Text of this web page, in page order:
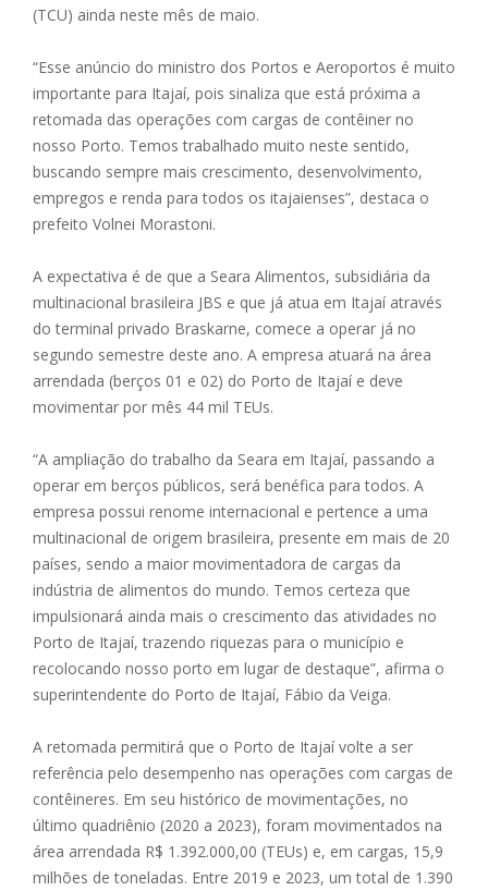
(TCU) ainda neste mês de maio.
“Esse anúncio do ministro dos Portos e Aeroportos é muito
importante para Itajaí, pois sinaliza que está próxima a
retomada das operações com cargas de contêiner no
nosso Porto. Temos trabalhado muito neste sentido,
buscando sempre mais crescimento, desenvolvimento,
empregos e renda para todos os itajaienses”, destaca o
prefeito Volnei Morastoni.
A expectativa é de que a Seara Alimentos, subsidiária da
multinacional brasileira JBS e que já atua em Itajaí através
do terminal privado Braskarne, comece a operar já no
segundo semestre deste ano. A empresa atuará na área
arrendada (berços 01 e 02) do Porto de Itajaí e deve
movimentar por mês 44 mil TEUs.
“A ampliação do trabalho da Seara em Itajaí, passando a
operar em berços públicos, será benéfica para todos. A
empresa possui renome internacional e pertence a uma
multinacional de origem brasileira, presente em mais de 20
países, sendo a maior movimentadora de cargas da
indústria de alimentos do mundo. Temos certeza que
impulsionará ainda mais o crescimento das atividades no
Porto de Itajaí, trazendo riquezas para o município e
recolocando nosso porto em lugar de destaque”, afirma o
superintendente do Porto de Itajaí, Fábio da Veiga.
A retomada permitirá que o Porto de Itajaí volte a ser
referência pelo desempenho nas operações com cargas de
contêineres. Em seu histórico de movimentações, no
último quadriênio (2020 a 2023), foram movimentados na
área arrendada R$ 1.392.000,00 (TEUs) e, em cargas, 15,9
milhões de toneladas. Entre 2019 e 2023, um total de 1.390